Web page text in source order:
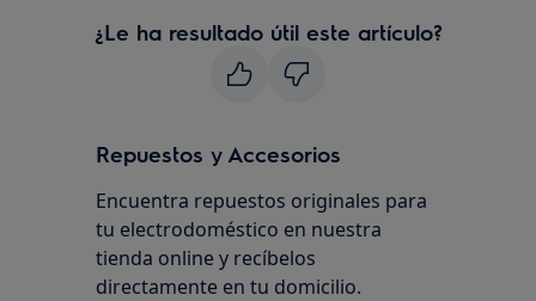
¿Le ha resultado útil este artículo?
Repuestos y Accesorios
Encuentra repuestos originales para
tu electrodoméstico en nuestra
tienda online y recíbelos
directamente en tu domicilio.